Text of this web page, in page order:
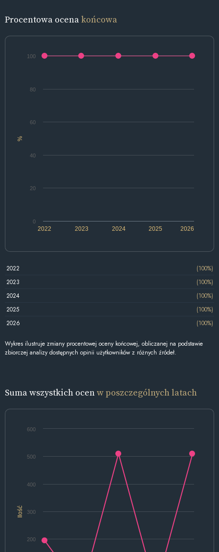
Procentowa ocenakońcowa
%
2022 2024 2026
2023 2025
0
20
40
60
80
100
2022
(100%)
2023
(100%)
2024
(100%)
2025
(100%)
2026
(100%)
Wykres ilustruje zmiany procentowej oceny końcowej, obliczanej na podstawie
zbiorczej analizy dostępnych opinii użytkowników z różnych źródeł.
Suma wszystkich ocenw poszczególnych latach
Ilość
200
300
400
500
600